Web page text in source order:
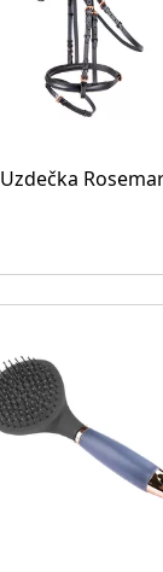
Uzdečka